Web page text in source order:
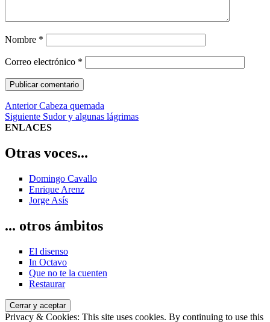
Nombre *
Correo electrónico *
Navegación
de
Anterior Entrada
anterior:
Cabeza quemada
Siguiente Entrada
siguiente:
Sudor y algunas lágrimas
ENLACES
Otras voces...
Domingo Cavallo
Enrique Arenz
Jorge Asís
... otros ámbitos
El disenso
In Octavo
Que no te la cuenten
Restaurar
Privacy & Cookies: This site uses cookies. By continuing to use this